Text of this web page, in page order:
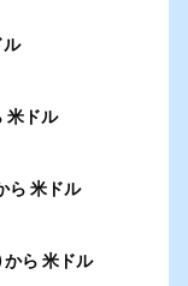
米ドル
米ドル
ら 米ドル